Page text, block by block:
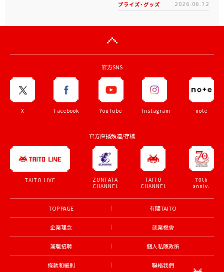
プライズ・グッズ 2026.06.12
官方SNS
X Facebook YouTube Instagram note
官方直播頻道/存檔
TAITO LIVE
ZUNTATA
CHANNEL
TAITO
CHANNEL
70th
anniv.
TOP PAGE 有關TAITO
企業理念 就業機會
兼職招聘 個人私隱政策
條款和細則 聯絡我們